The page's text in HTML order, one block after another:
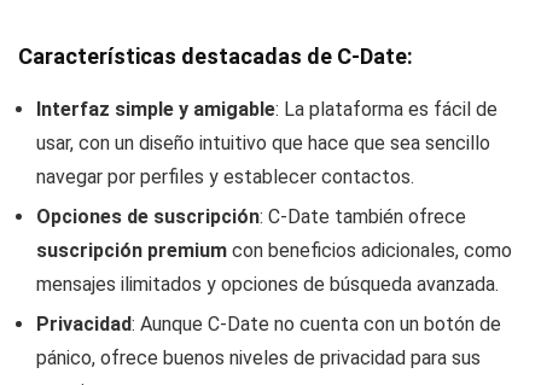
Características destacadas de C-Date:
Interfaz simple y amigable: La plataforma es fácil de
usar, con un diseño intuitivo que hace que sea sencillo
navegar por perfiles y establecer contactos.
Opciones de suscripción: C-Date también ofrece
suscripción premium con beneficios adicionales, como
mensajes ilimitados y opciones de búsqueda avanzada.
Privacidad: Aunque C-Date no cuenta con un botón de
pánico, ofrece buenos niveles de privacidad para sus